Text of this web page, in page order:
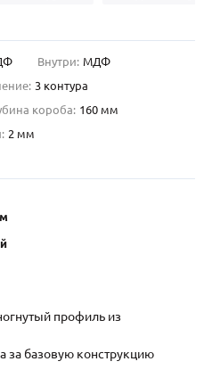
с доставкой и установкой в
M.RU
РАСЧЕТ
Внутри: МДФ
3 контура
короба: 160 мм
2 мм
профиль из
за базовую конструкцию